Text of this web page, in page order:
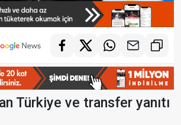
Türkiye ve transfer yanıtı